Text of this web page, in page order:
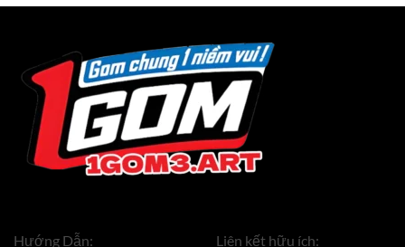
Hướng Dẫn: Liên kết hữu ích: